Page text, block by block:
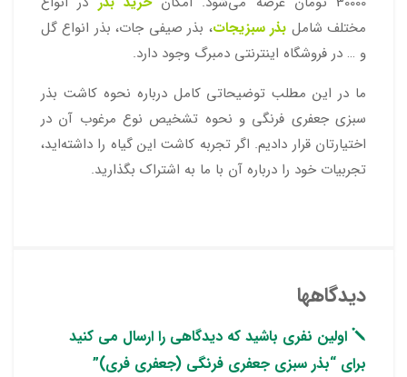
مختلف شامل بذر سبزیجات، بذر صیفی جات، بذر انواع گل
و … در فروشگاه اینترنتی دمبرگ وجود دارد.
ما در این مطلب توضیحاتی کامل درباره نحوه کاشت بذر
سبزی جعفری فرنگی و نحوه تشخیص نوع مرغوب آن در
اختیارتان قرار دادیم. اگر تجربه کاشت این گیاه را داشته‌اید،
تجربیات خود را درباره آن با ما به اشتراک بگذارید.
دیدگاهها
اولین نفری باشید که دیدگاهی را ارسال می کنید
برای “بذر سبزی جعفری فرنگی (جعفری فری)”